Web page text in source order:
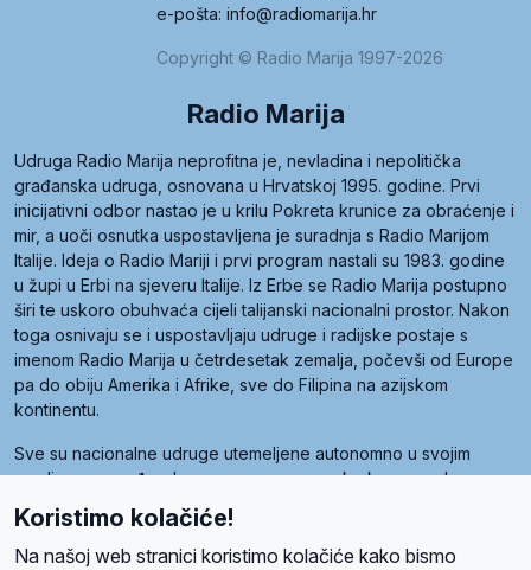
e-pošta: info@radiomarija.hr
Copyright © Radio Marija 1997-2026
Radio Marija
Udruga Radio Marija neprofitna je, nevladina i nepolitička
građanska udruga, osnovana u Hrvatskoj 1995. godine. Prvi
inicijativni odbor nastao je u krilu Pokreta krunice za obraćenje i
mir, a uoči osnutka uspostavljena je suradnja s Radio Marijom
Italije. Ideja o Radio Mariji i prvi program nastali su 1983. godine
u župi u Erbi na sjeveru Italije. Iz Erbe se Radio Marija postupno
širi te uskoro obuhvaća cijeli talijanski nacionalni prostor. Nakon
toga osnivaju se i uspostavljaju udruge i radijske postaje s
imenom Radio Marija u četrdesetak zemalja, počevši od Europe
pa do obiju Amerika i Afrike, sve do Filipina na azijskom
kontinentu.
Sve su nacionalne udruge utemeljene autonomno u svojim
zemljama, a međusobna su povezane preko krovne udruge
pod nazivom Svjetska obitelj Radio Marije (World Family of
Radio Maria). Svjetsku obitelj utemeljilo je sedam članica, među
kojima je i hrvatska Udruga Radio Marija.
Koristimo kolačiće!
Na našoj web stranici koristimo kolačiće kako bismo